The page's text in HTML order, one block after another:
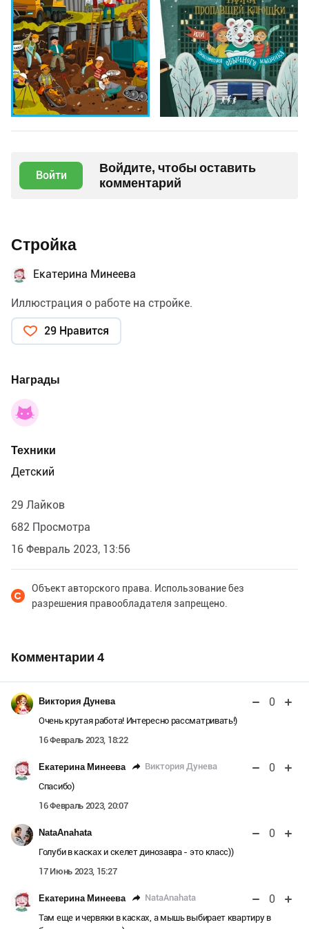
Войти
Войдите, чтобы оставить
комментарий
Стройка
Екатерина Минеева
Иллюстрация о работе на стройке.
29 Нравится
Награды
Техники
Детский
29 Лайков
682 Просмотра
16 Февраль 2023, 13:56
Объект авторского права. Использование без
разрешения правообладателя запрещено.
Комментарии 4
Виктория Дунева 0
Очень крутая работа! Интересно рассматривать!)
16 Февраль 2023, 18:22
Екатерина Минеева Виктория Дунева 0
Спасибо)
16 Февраль 2023, 20:07
NataAnahata 0
Голуби в касках и скелет динозавра - это класс))
17 Июнь 2023, 15:27
Екатерина Минеева NataAnahata 0
Там еще и червяки в касках, а мышь выбирает квартиру в